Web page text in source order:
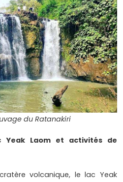
du Ratanakiri
Yeak Laom et activités de
volcanique, le lac Yeak